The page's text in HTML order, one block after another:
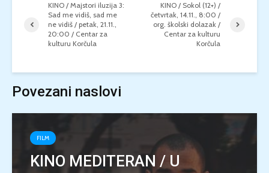
KINO / Majstori iluzija 3:
Sad me vidiš, sad me
ne vidiš / petak, 21.11.,
20:00 / Centar za
kulturu Korčula
KINO / Sokol (12+) /
četvrtak, 14.11., 8:00 /
org. školski dolazak /
Centar za kulturu
Korčula
Povezani naslovi
FILM
KINO MEDITERAN / U